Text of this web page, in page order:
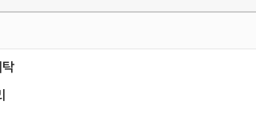
탁